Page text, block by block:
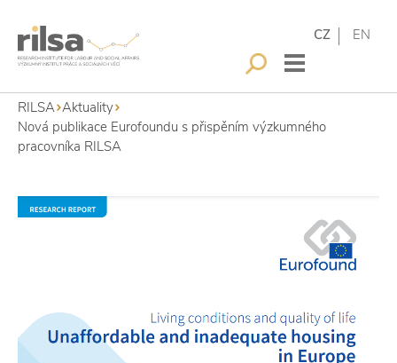
CZ EN
RILSA Aktuality
Nová publikace Eurofoundu s přispěním výzkumného
pracovníka RILSA